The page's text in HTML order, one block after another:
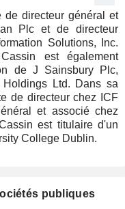
de directeur général et
Plc et de directeur
Solutions, Inc.
est également
de J Sainsbury Plc,
Ltd. Dans sa
de directeur chez ICF
et associé chez
est titulaire d'un
College Dublin.
publiques